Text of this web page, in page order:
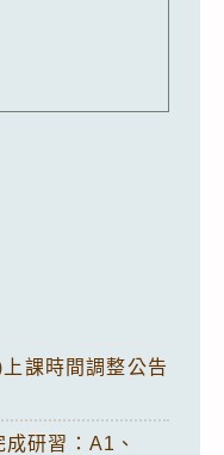
課時間調整公告
研習：A1、